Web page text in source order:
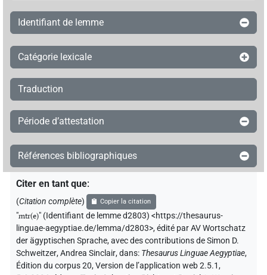
Identifiant de lemme
Catégorie lexicale
Traduction
Période d’attestation
Références bibliographiques
Citer en tant que:
(Citation complète) Copier la citation
"mtr(e)" (Identifiant de lemme d2803) <https://thesaurus-
linguae-aegyptiae.de/lemma/d2803>,édité par AV Wortschatz
der ägyptischen Sprache,avec des contributions deSimon D.
Schweitzer,Andrea Sinclair,dans: Thesaurus Linguae Aegyptiae,
Édition du corpus 20, Version de l’application web 2.5.1,